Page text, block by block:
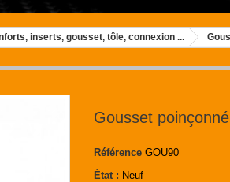
inserts, gousset, tôle, connexion ...
Gousset
Référence GOU90
État : Neuf